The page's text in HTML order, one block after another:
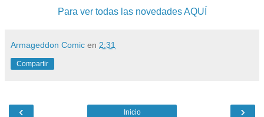
Para ver todas las novedades AQUÍ
Armageddon Comic en 2:31
Compartir
‹ ›
Inicio